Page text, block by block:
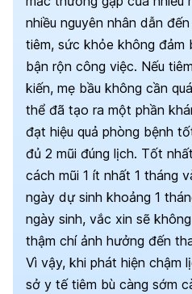
nhiều nguyên nhân dẫn
tiêm, sức khỏe không đảm
bận rộn công việc. Nếu
kiến, mẹ bầu không cần
thể đã tạo ra một phần
đạt hiệu quả phòng bệnh
đủ 2 mũi đúng lịch. Tốt
cách mũi 1 ít nhất 1 tháng
ngày dự sinh khoảng 1
ngày sinh, vắc xin sẽ
thậm chí ảnh hưởng đến
Vì vậy, khi phát hiện chậm
sở y tế tiêm bù càng sớm